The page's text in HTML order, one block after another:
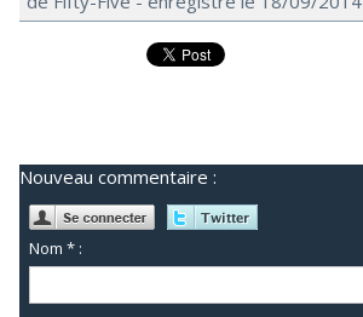
Nouveau commentaire :
Nom * :